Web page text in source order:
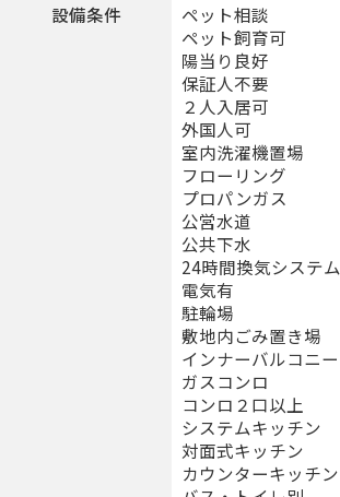
設備条件
ペット相談
ペット飼育可
陽当り良好
保証人不要
２人入居可
外国人可
室内洗濯機置場
フローリング
プロパンガス
公営水道
公共下水
24時間換気システム
電気有
駐輪場
敷地内ごみ置き場
インナーバルコニー
ガスコンロ
コンロ２口以上
システムキッチン
対面式キッチン
カウンターキッチン